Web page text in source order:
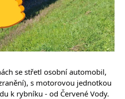
se střetl osobní automobil,
s motorovou jednotkou
k rybníku - od Červené Vody.